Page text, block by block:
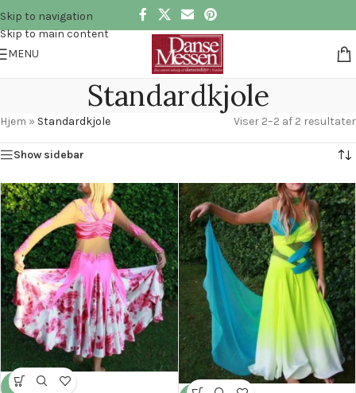
Skip to navigation
Skip to main content
MENU
Standardkjole
Hjem » Standardkjole Viser 2–2 af 2 resultater
Show sidebar
-33%